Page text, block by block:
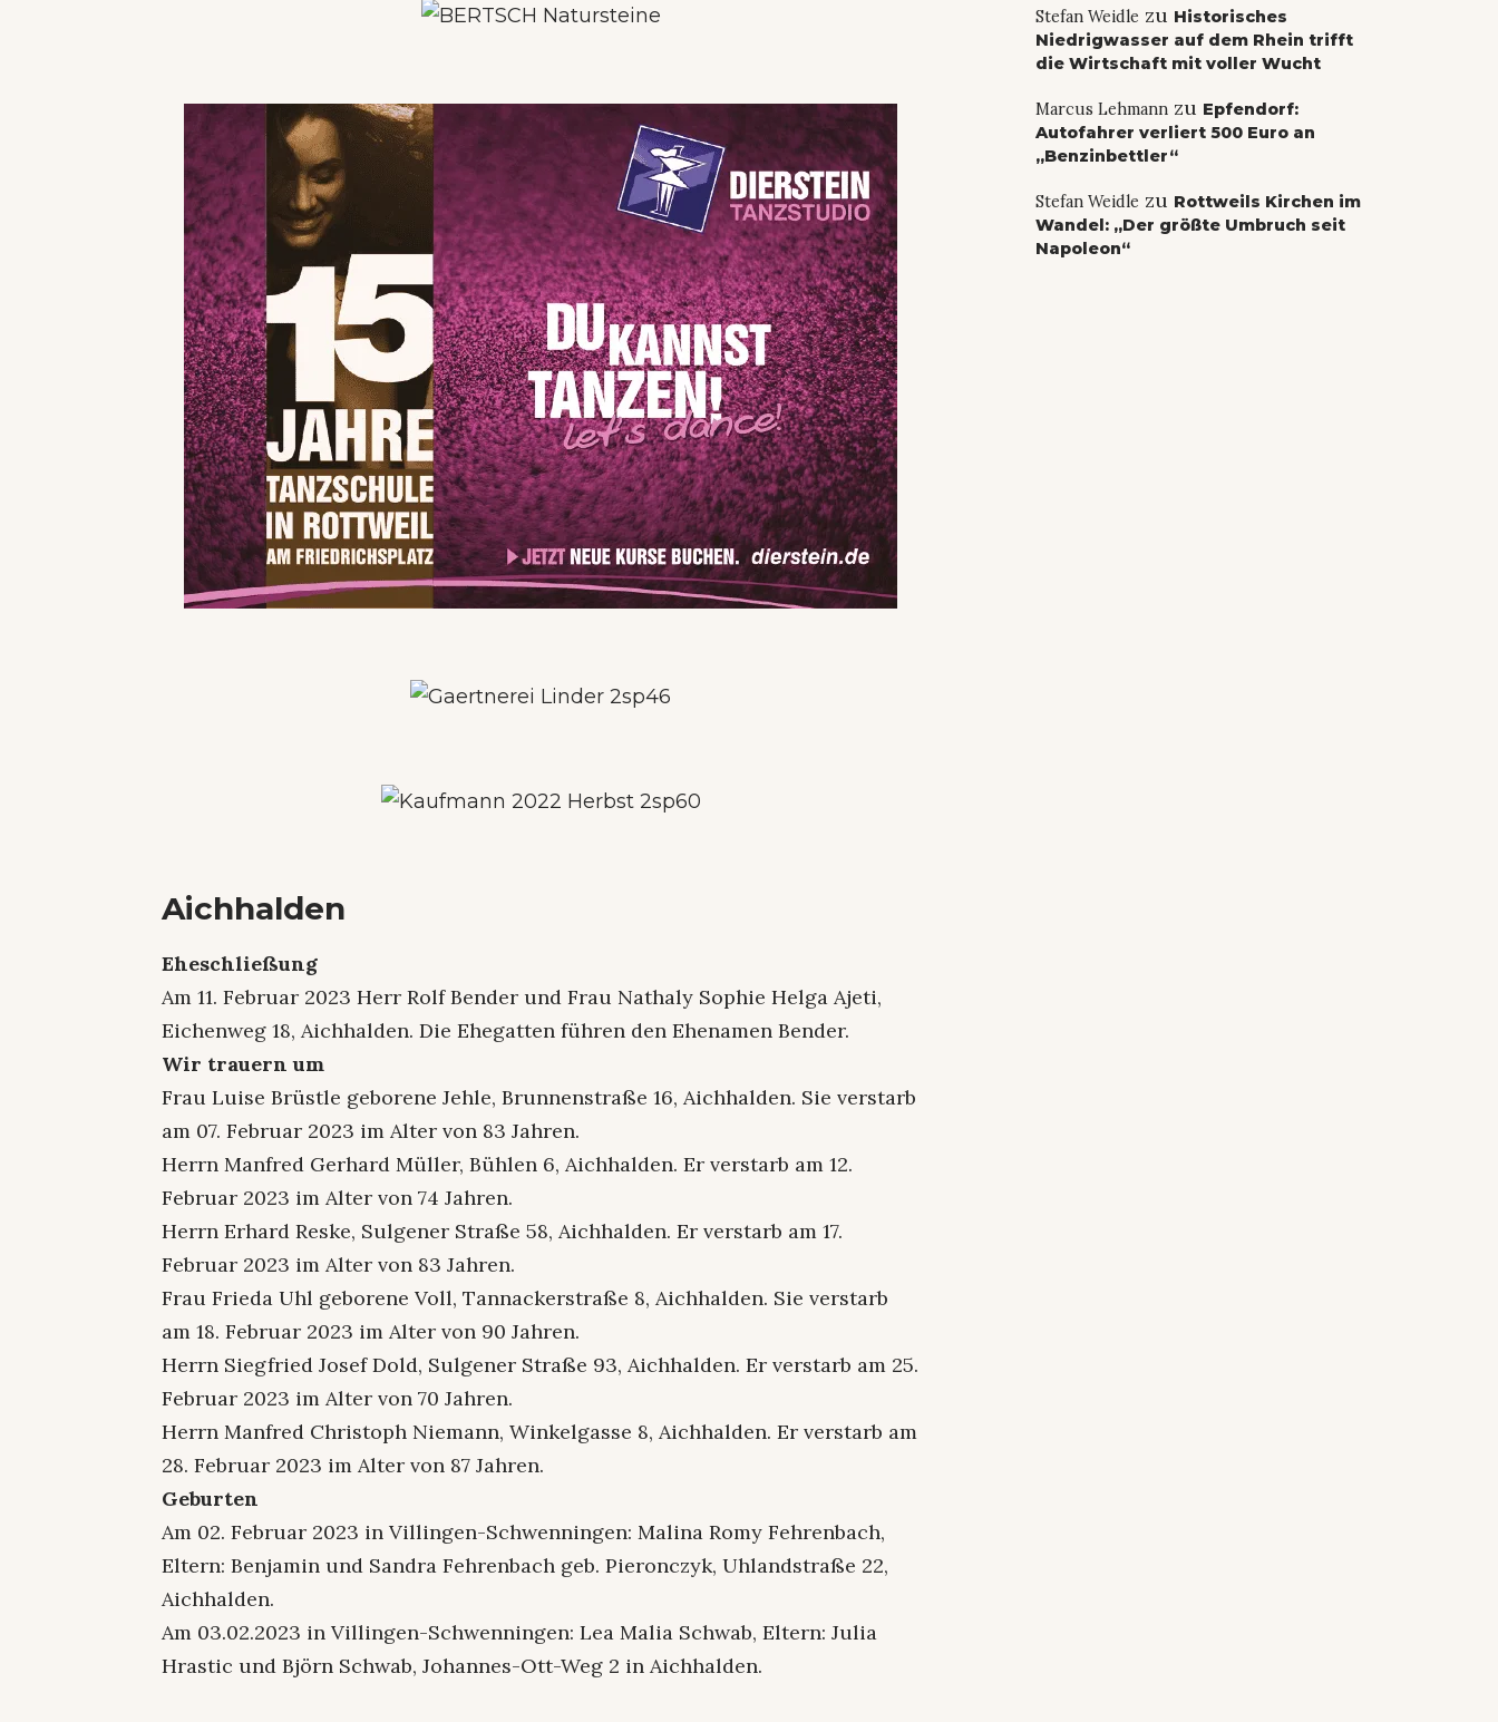
Aichhalden
Eheschließung
Am 11. Februar 2023 Herr Rolf Bender und Frau Nathaly Sophie Helga Ajeti,
Eichenweg 18, Aichhalden. Die Ehegatten führen den Ehenamen Bender.
Wir trauern um
Frau Luise Brüstle geborene Jehle, Brunnenstraße 16, Aichhalden. Sie verstarb
am 07. Februar 2023 im Alter von 83 Jahren.
Herrn Manfred Gerhard Müller, Bühlen 6, Aichhalden. Er verstarb am 12.
Februar 2023 im Alter von 74 Jahren.
Herrn Erhard Reske, Sulgener Straße 58, Aichhalden. Er verstarb am 17.
Februar 2023 im Alter von 83 Jahren.
Frau Frieda Uhl geborene Voll, Tannackerstraße 8, Aichhalden. Sie verstarb
am 18. Februar 2023 im Alter von 90 Jahren.
Herrn Siegfried Josef Dold, Sulgener Straße 93, Aichhalden. Er verstarb am 25.
Februar 2023 im Alter von 70 Jahren.
Herrn Manfred Christoph Niemann, Winkelgasse 8, Aichhalden. Er verstarb am
28. Februar 2023 im Alter von 87 Jahren.
Geburten
Am 02. Februar 2023 in Villingen-Schwenningen: Malina Romy Fehrenbach,
Eltern: Benjamin und Sandra Fehrenbach geb. Pieronczyk, Uhlandstraße 22,
Aichhalden.
Am 03.02.2023 in Villingen-Schwenningen: Lea Malia Schwab, Eltern: Julia
Hrastic und Björn Schwab, Johannes-Ott-Weg 2 in Aichhalden.
Stefan Weidle zu Historisches
Niedrigwasser auf dem Rhein trifft
die Wirtschaft mit voller Wucht
Marcus Lehmannzu Epfendorf:
Autofahrer verliert 500 Euro an
„Benzinbettler“
Stefan Weidle zu Rottweils Kirchen im
Wandel: „Der größte Umbruch seit
Napoleon“